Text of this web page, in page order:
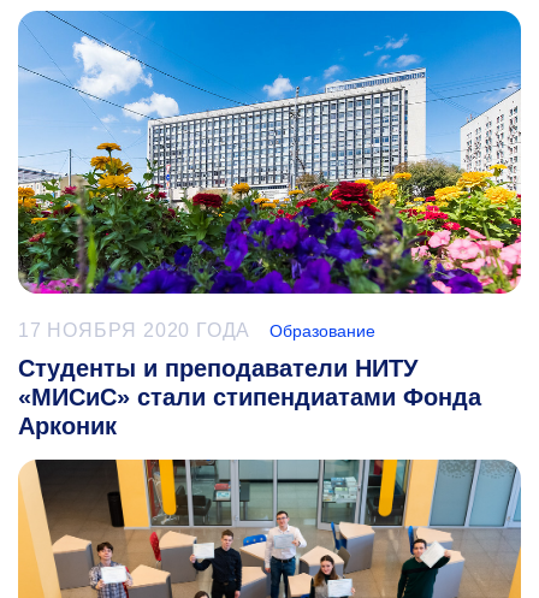
17 НОЯБРЯ 2020 ГОДА Образование
Студенты и преподаватели НИТУ
«МИСиС» стали стипендиатами Фонда
Арконик